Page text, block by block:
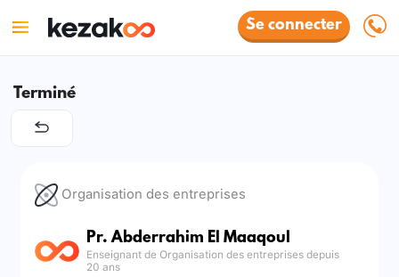
Se connecter
Terminé
Organisation des entreprises
Pr. Abderrahim El Maaqoul
Enseignant de Organisation des entreprises depuis
20 ans